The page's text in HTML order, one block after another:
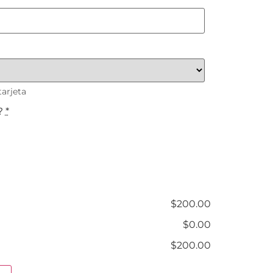
*
$200.00
$0.00
$200.00